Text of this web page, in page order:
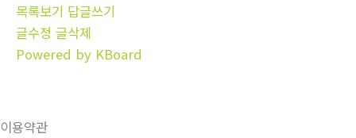
목록보기 답글쓰기
글수정 글삭제
Powered by KBoard
이용약관